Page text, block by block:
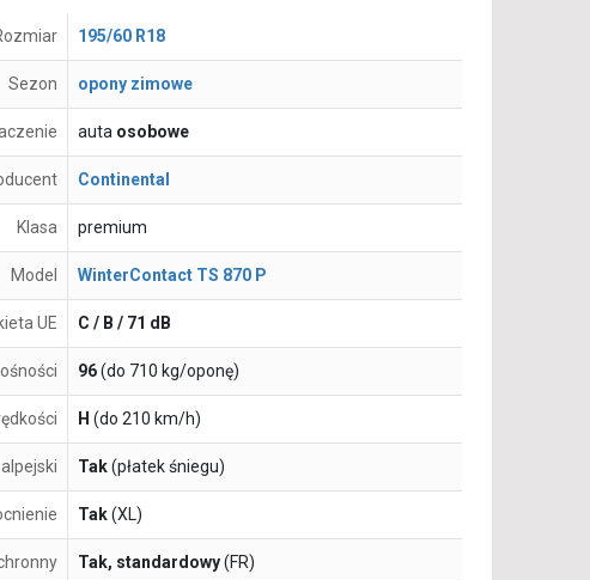
195/60 R18
Sezon opony zimowe
auta osobowe
Continental
Klasa premium
Model WinterContact TS 870 P
UE C / B / 71 dB
96(do 710 kg/oponę)
H (do 210 km/h)
Tak(płatek śniegu)
Tak(XL)
Tak, standardowy(FR)